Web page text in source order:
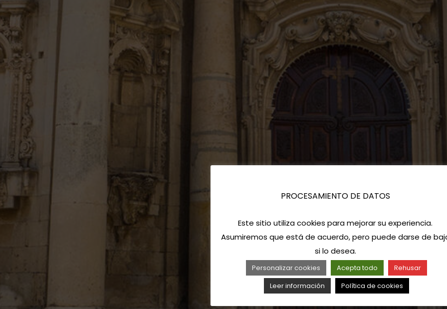
PROCESAMIENTO DE DATOS
Este sitio utiliza cookies para mejorar su experiencia.
Asumiremos que está de acuerdo, pero puede darse de
si lo desea.
Personalizar cookies Acepta todo
Rehusar
Leer información
Política de cookies